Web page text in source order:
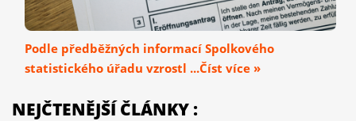
Podle předběžných informací Spolkového
statistického úřadu vzrostl ...Číst více »
NEJČTENĚJŠÍ ČLÁNKY :